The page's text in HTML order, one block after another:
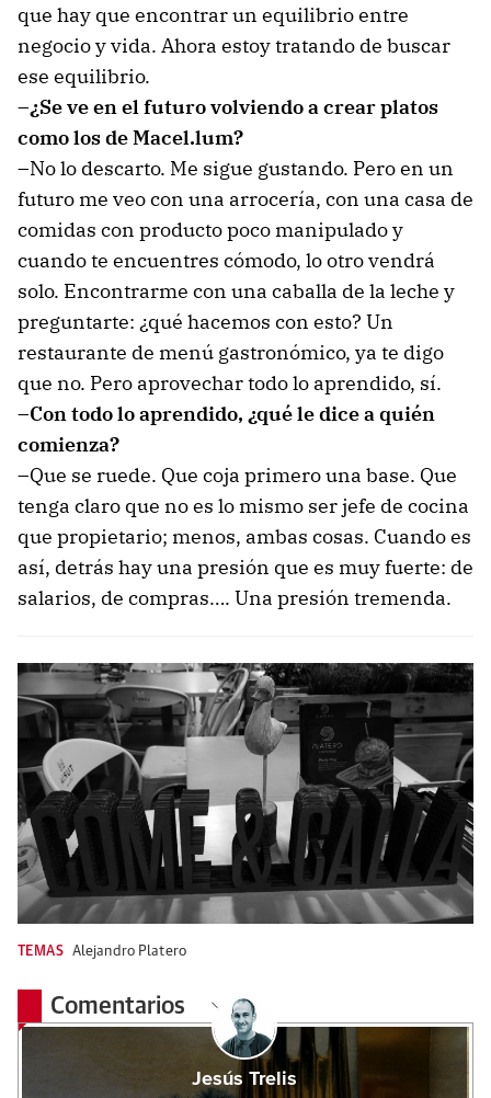
que hay que encontrar un equilibrio entre
negocio y vida. Ahora estoy tratando de buscar
ese equilibrio.
–¿Se ve en el futuro volviendo a crear platos
como los de Macel.lum?
–No lo descarto. Me sigue gustando. Pero en un
futuro me veo con una arrocería, con una casa de
comidas con producto poco manipulado y
cuando te encuentres cómodo, lo otro vendrá
solo. Encontrarme con una caballa de la leche y
preguntarte: ¿qué hacemos con esto? Un
restaurante de menú gastronómico, ya te digo
que no. Pero aprovechar todo lo aprendido, sí.
–Con todo lo aprendido, ¿qué le dice a quién
comienza?
–Que se ruede. Que coja primero una base. Que
tenga claro que no es lo mismo ser jefe de cocina
que propietario; menos, ambas cosas. Cuando es
así, detrás hay una presión que es muy fuerte: de
salarios, de compras…. Una presión tremenda.
TEMAS Alejandro Platero
Comentarios
Jesús Trelis